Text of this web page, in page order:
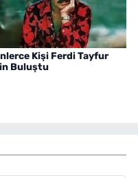
Kişi Ferdi Tayfur
Buluştu